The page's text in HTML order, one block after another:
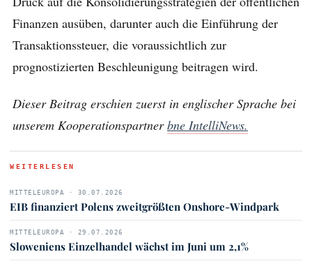
Finanzen ausüben, darunter auch die Einführung der
Transaktionssteuer, die voraussichtlich zur
prognostizierten Beschleunigung beitragen wird.
Dieser Beitrag erschien zuerst in englischer Sprache bei
unserem Kooperationspartnerbne IntelliNews.
WEITERLESEN
MITTELEUROPA · 30.07.2026
EIB finanziert Polens zweitgrößten Onshore-Windpark
MITTELEUROPA · 29.07.2026
Sloweniens Einzelhandel wächst im Juni um 2,1%